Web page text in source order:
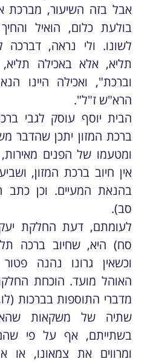
אבל בזה השיעור, מברכת
בולעת כלום, הואיל
לשונו. ולי נראה,
תליא, אלא באכילה
וברכת", ואכילה היינו
הרא"ש ז"ל".
הבית יוסף עוסק לגבי
ברכת המזון יתכן שהדבר
ומטעמו של הפנים
אין חיוב ברכת המזון,
בהנאת המעיים. וכן כתב
סב).
לעומתם, דעת החלקת
סח) היא, שחיוב ברכה
וכשאין גרונו נהנה
האוהל מועד. הוכחת
מדברי התוספות בברכות
שתיה של משקאות
בשתייתם, אף על פי שהם
ומרווים את צמאונו, או